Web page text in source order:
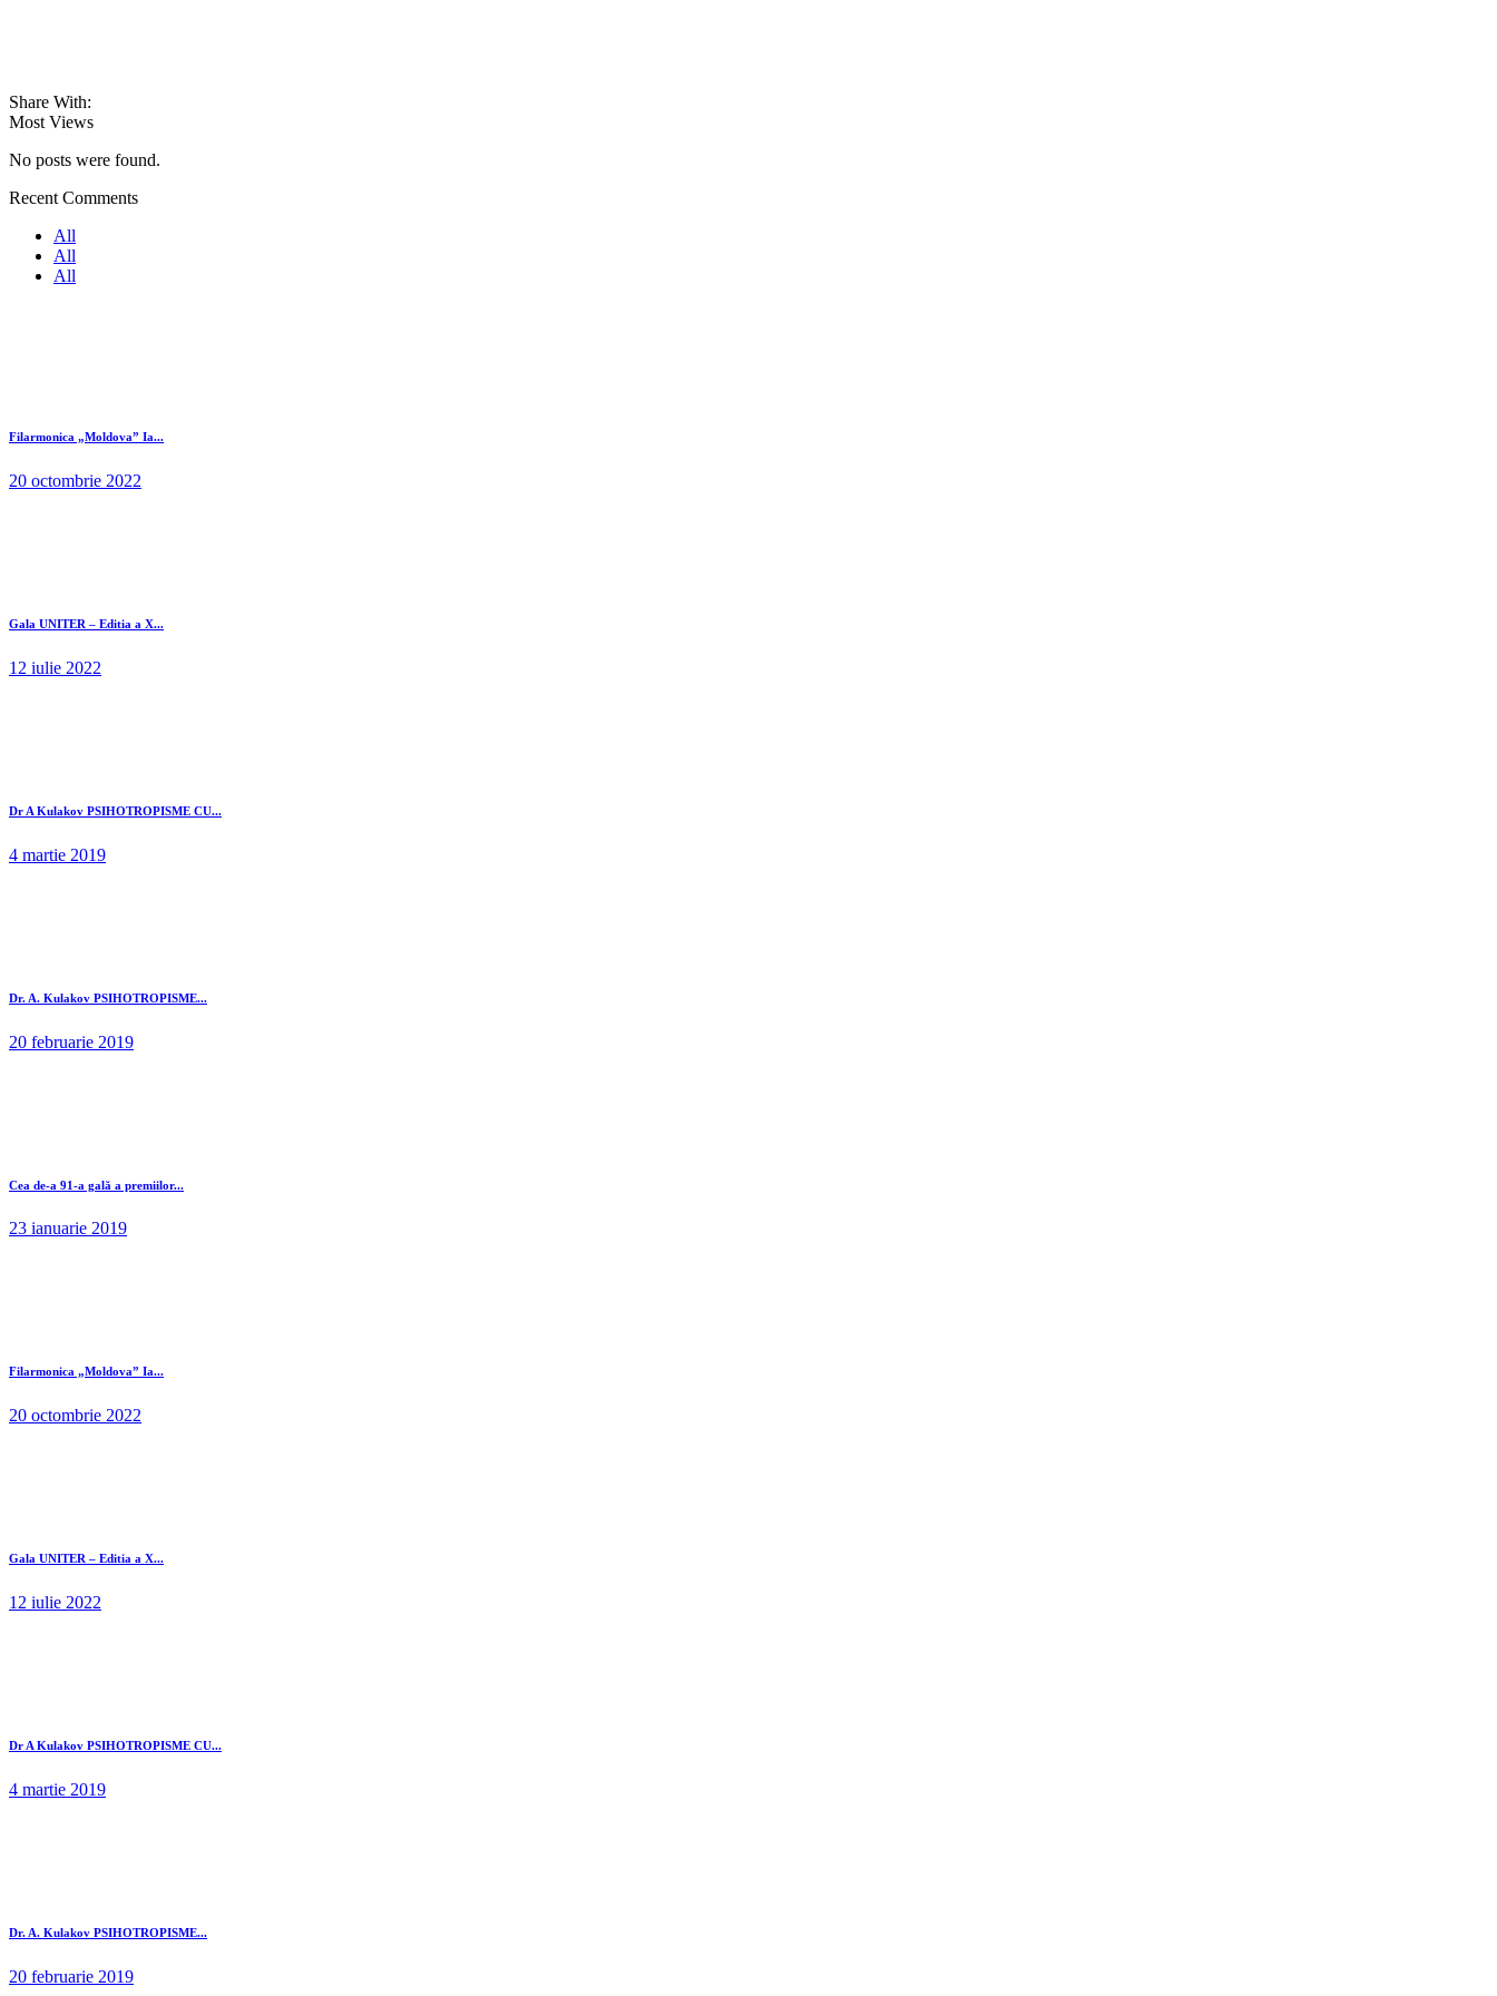
Share With:
Most Views
No posts were found.
Recent Comments
All
All
All
Filarmonica „Moldova” Ia...
20 octombrie 2022
Gala UNITER – Editia a X...
12 iulie 2022
Dr A Kulakov PSIHOTROPISME CU...
4 martie 2019
Dr. A. Kulakov PSIHOTROPISME...
20 februarie 2019
Cea de-a 91-a gală a premiilor...
23 ianuarie 2019
Filarmonica „Moldova” Ia...
20 octombrie 2022
Gala UNITER – Editia a X...
12 iulie 2022
Dr A Kulakov PSIHOTROPISME CU...
4 martie 2019
Dr. A. Kulakov PSIHOTROPISME...
20 februarie 2019